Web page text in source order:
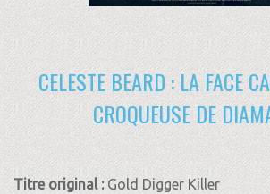
CELESTE BEARD : LA FACE
CROQUEUSE DE
Titre original : Gold Digger Killer